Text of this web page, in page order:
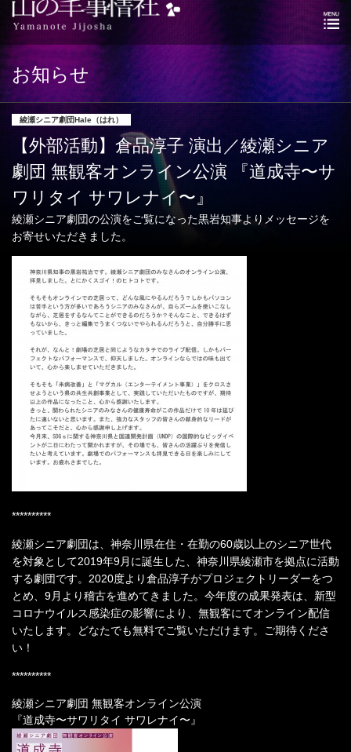
お知らせ
綾瀬シニア劇団Hale（はれ）
【外部活動】倉品淳子 演出／綾瀬シニア
劇団 無観客オンライン公演 『道成寺〜サ
ワリタイ サワレナイ〜』
綾瀬シニア劇団の公演をご覧になった黒岩知事よりメッセージを
お寄せいただきました。
**********
綾瀬シニア劇団は、神奈川県在住・在勤の60歳以上のシニア世代
を対象として2019年9月に誕生した、神奈川県綾瀬市を拠点に活動
する劇団です。2020度より倉品淳子がプロジェクトリーダーをつ
とめ、9月より稽古を進めてきました。今年度の成果発表は、新型
コロナウイルス感染症の影響により、無観客にてオンライン配信
いたします。どなたでも無料でご覧いただけます。ご期待くださ
い！
**********
綾瀬シニア劇団 無観客オンライン公演
『道成寺〜サワリタイ サワレナイ〜』